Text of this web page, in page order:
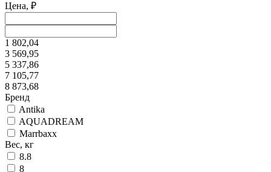
Цена, ₽
1 802,04
3 569,95
5 337,86
7 105,77
8 873,68
Бренд
Antika
AQUADREAM
Marrbaxx
Вес, кг
8.8
8